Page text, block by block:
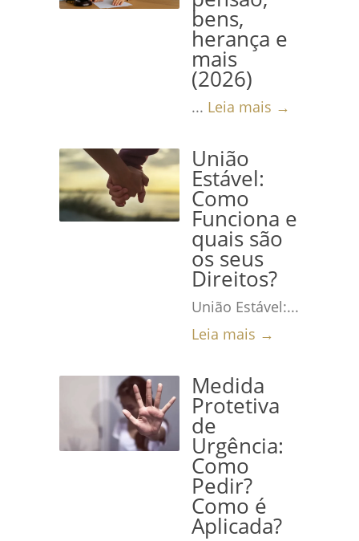
bens,
herança e
mais
(2026)
... Leia mais →
União
Estável:
Como
Funciona e
quais são
os seus
Direitos?
União Estável:...
Leia mais →
Medida
Protetiva
de
Urgência:
Como
Pedir?
Como é
Aplicada?